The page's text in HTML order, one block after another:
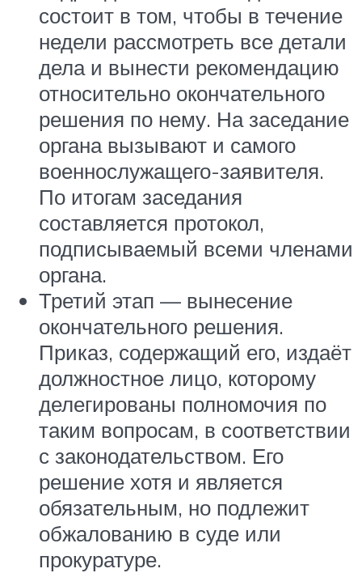
состоит в том, чтобы в течение
недели рассмотреть все детали
дела и вынести рекомендацию
относительно окончательного
решения по нему. На заседание
органа вызывают и самого
военнослужащего-заявителя.
По итогам заседания
составляется протокол,
подписываемый всеми членами
органа.
Третий этап — вынесение
окончательного решения.
Приказ, содержащий его, издаёт
должностное лицо, которому
делегированы полномочия по
таким вопросам, в соответствии
с законодательством. Его
решение хотя и является
обязательным, но подлежит
обжалованию в суде или
прокуратуре.